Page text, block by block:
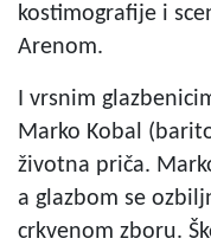
kostimografije i
Arenom.
I vrsnim
Marko Kobal
životna priča.
a glazbom se
crkvenom zboru.